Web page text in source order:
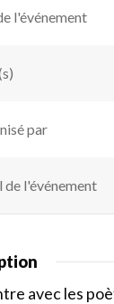
l'événement
par
de l'événement
avec les